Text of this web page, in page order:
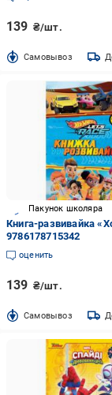
139 ₴/шт.
Cамовывоз
Пакунок школяра
Книга-развивайка
9786178715342
оценить
139 ₴/шт.
Cамовывоз